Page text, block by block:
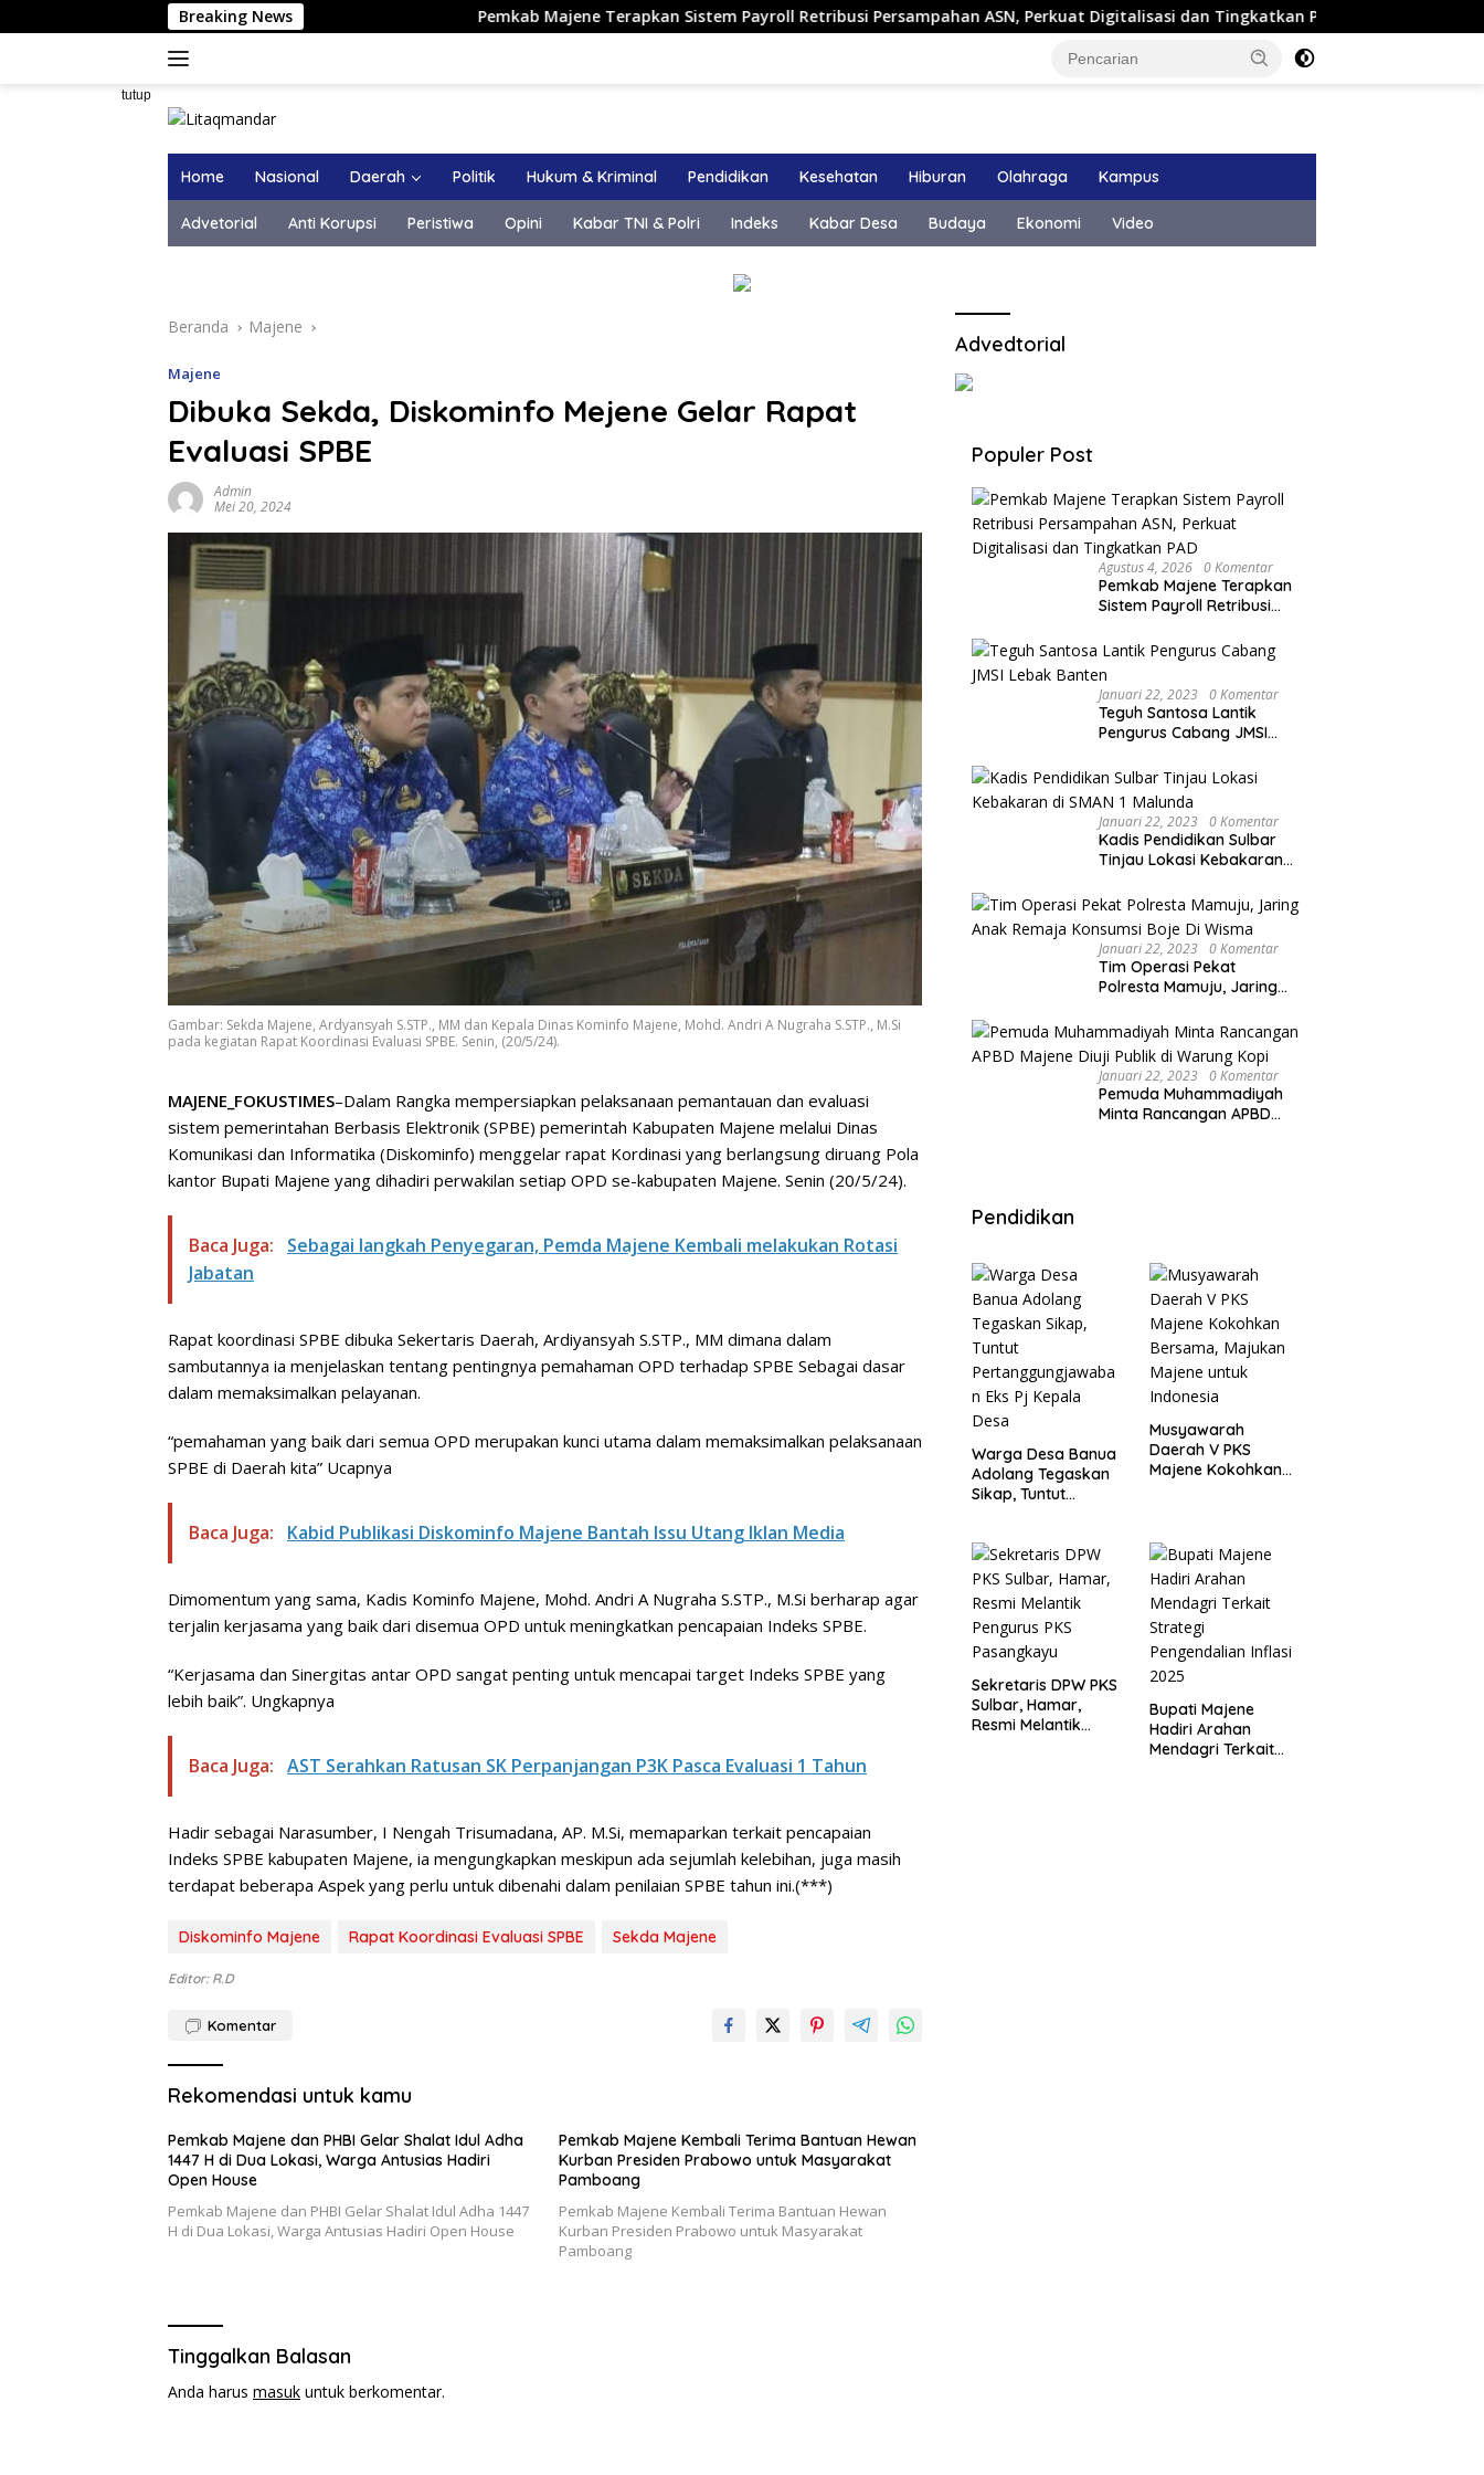
ke
Breaking News Pemkab Majene Terapkan Sistem Payroll Retribusi Persampahan ASN, Perkuat Digitalisasi dan Tingkatkan PAD
tutup
Home Nasional Daerah Politik Hukum & Kriminal Pendidikan Kesehatan Hiburan Olahraga Kampus
Advetorial Anti Korupsi Peristiwa Opini Kabar TNI & Polri Indeks Kabar Desa Budaya Ekonomi Video
Beranda Majene
Majene
Dibuka Sekda, Diskominfo Mejene Gelar Rapat
Evaluasi SPBE
Admin
Mei 20, 2024
Gambar: Sekda Majene, Ardyansyah S.STP., MM dan Kepala Dinas Kominfo Majene, Mohd. Andri A Nugraha S.STP., M.Si
pada kegiatan Rapat Koordinasi Evaluasi SPBE. Senin, (20/5/24).
MAJENE_FOKUSTIMES–Dalam Rangka mempersiapkan pelaksanaan pemantauan dan evaluasi
sistem pemerintahan Berbasis Elektronik (SPBE) pemerintah Kabupaten Majene melalui Dinas
Komunikasi dan Informatika (Diskominfo) menggelar rapat Kordinasi yang berlangsung diruang Pola
kantor Bupati Majene yang dihadiri perwakilan setiap OPD se-kabupaten Majene. Senin (20/5/24).
Baca Juga:
Sebagai langkah Penyegaran, Pemda Majene Kembali melakukan Rotasi
Jabatan
Rapat koordinasi SPBE dibuka Sekertaris Daerah, Ardiyansyah S.STP., MM dimana dalam
sambutannya ia menjelaskan tentang pentingnya pemahaman OPD terhadap SPBE Sebagai dasar
dalam memaksimalkan pelayanan.
“pemahaman yang baik dari semua OPD merupakan kunci utama dalam memaksimalkan pelaksanaan
SPBE di Daerah kita” Ucapnya
Baca Juga: Kabid Publikasi Diskominfo Majene Bantah Issu Utang Iklan Media
Dimomentum yang sama, Kadis Kominfo Majene, Mohd. Andri A Nugraha S.STP., M.Si berharap agar
terjalin kerjasama yang baik dari disemua OPD untuk meningkatkan pencapaian Indeks SPBE.
“Kerjasama dan Sinergitas antar OPD sangat penting untuk mencapai target Indeks SPBE yang
lebih baik”. Ungkapnya
Baca Juga: AST Serahkan Ratusan SK Perpanjangan P3K Pasca Evaluasi 1 Tahun
Hadir sebagai Narasumber, I Nengah Trisumadana, AP. M.Si, memaparkan terkait pencapaian
Indeks SPBE kabupaten Majene, ia mengungkapkan meskipun ada sejumlah kelebihan, juga masih
terdapat beberapa Aspek yang perlu untuk dibenahi dalam penilaian SPBE tahun ini.(***)
Diskominfo Majene Rapat Koordinasi Evaluasi SPBE Sekda Majene
Editor: R.D
Komentar
Rekomendasi untuk kamu
Pemkab Majene dan PHBI Gelar Shalat Idul Adha
1447 H di Dua Lokasi, Warga Antusias Hadiri
Open House
Pemkab Majene dan PHBI Gelar Shalat Idul Adha 1447
H di Dua Lokasi, Warga Antusias Hadiri Open House
Pemkab Majene Kembali Terima Bantuan Hewan
Kurban Presiden Prabowo untuk Masyarakat
Pamboang
Pemkab Majene Kembali Terima Bantuan Hewan
Kurban Presiden Prabowo untuk Masyarakat
Pamboang
Tinggalkan Balasan
Anda harus masuk untuk berkomentar.
Advedtorial
Populer Post
Agustus 4, 2026 0 Komentar
Pemkab Majene Terapkan
Sistem Payroll Retribusi
Perkuat Digitalisasi dan
Tingkatkan PAD
Januari 22, 2023 0 Komentar
Teguh Santosa Lantik
Pengurus Cabang JMSI
Januari 22, 2023 0 Komentar
Kadis Pendidikan Sulbar
Tinjau Lokasi Kebakaran
Januari 22, 2023 0 Komentar
Tim Operasi Pekat
Polresta Mamuju, Jaring
Boje Di Wisma
Januari 22, 2023 0 Komentar
Pemuda Muhammadiyah
Minta Rancangan APBD
Pendidikan
Warga Desa Banua
Adolang Tegaskan
Sikap, Tuntut
Desa
Musyawarah
Daerah V PKS
Majene Kokohkan
Sekretaris DPW PKS
Sulbar, Hamar,
Resmi Melantik
Bupati Majene
Hadiri Arahan
Mendagri Terkait